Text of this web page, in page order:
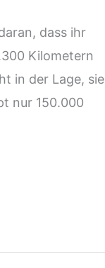
dass ihr
Kilometern
in der Lage, sie
nur 150.000